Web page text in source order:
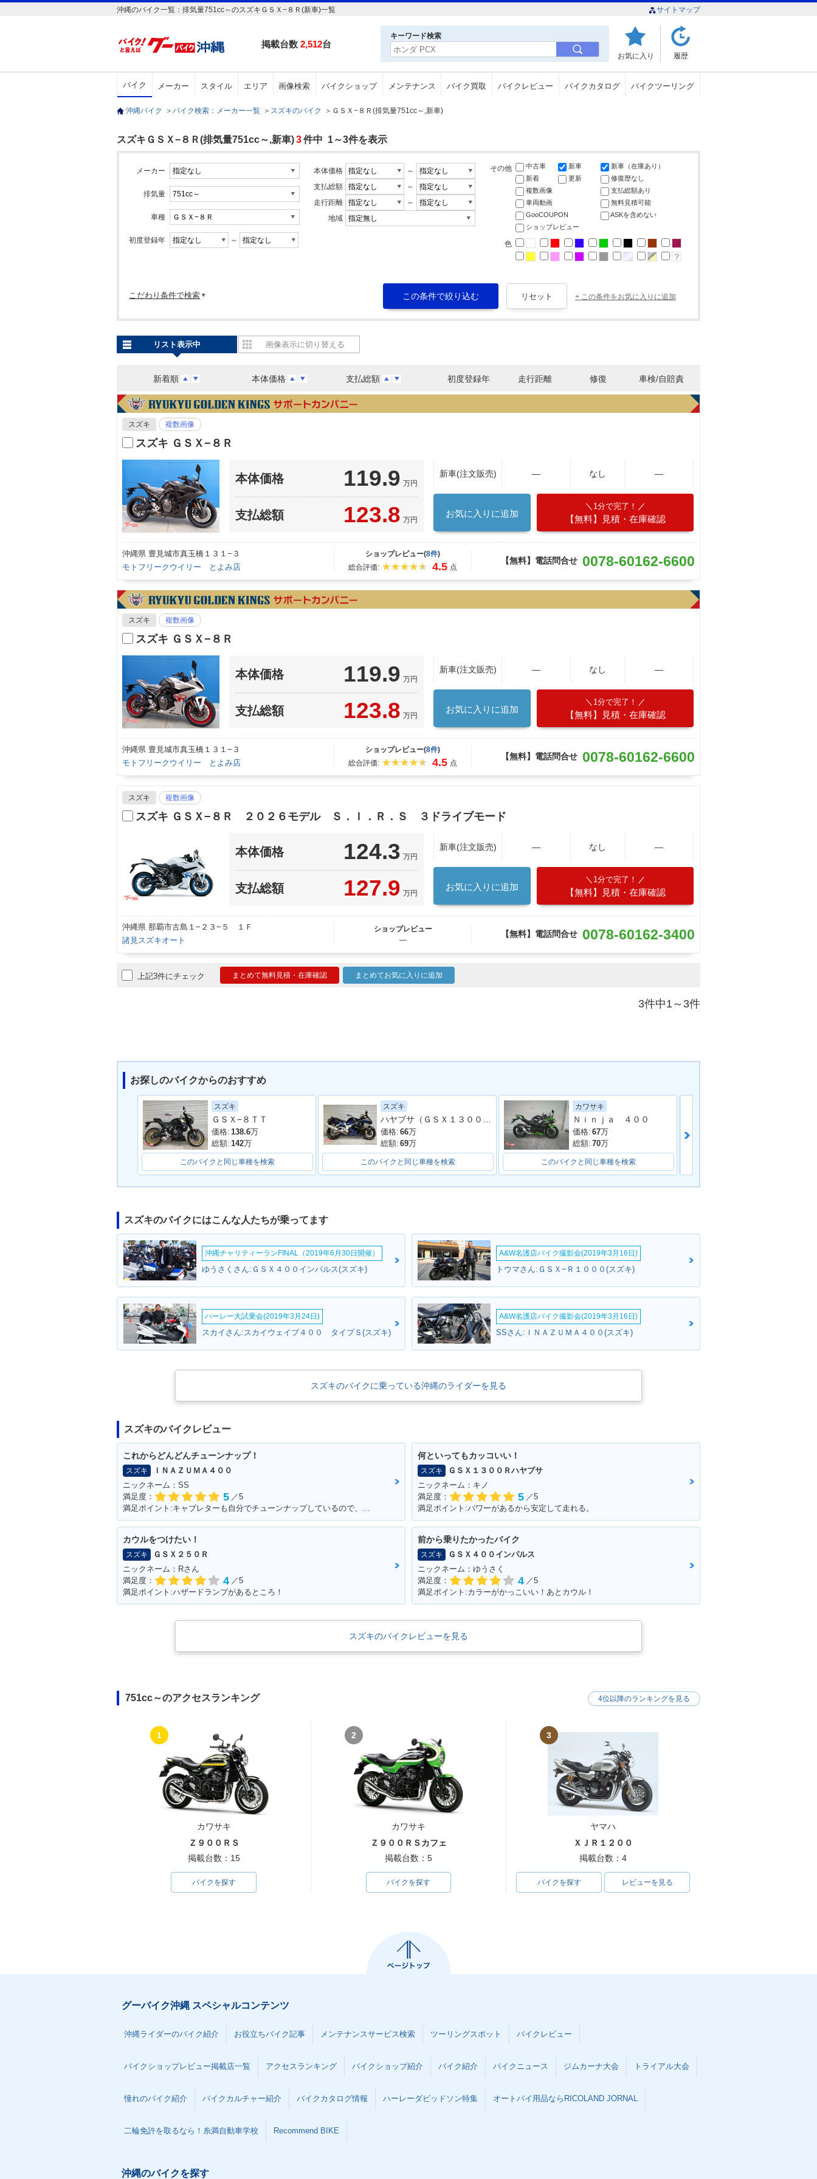
沖縄のバイク一覧：排気量751cc～のスズキＧＳＸ−８Ｒ(新車)一覧 サイトマップ
掲載台数 2,512台
キーワード検索
お気に入り 履歴
バイク メーカー スタイル エリア 画像検索 バイクショップ メンテナンス バイク買取 バイクレビュー バイクカタログ バイクツーリング
沖縄バイク ＞ バイク検索：メーカー一覧 ＞ スズキのバイク ＞ ＧＳＸ−８Ｒ(排気量751cc～,新車)
スズキＧＳＸ−８Ｒ(排気量751cc～,新車)3件中 1～3件を表示
メーカー
排気量
車種
初度登録年 ～
本体価格
～
支払総額
～
走行距離
～
地域
その他 中古車 新車
新車（在庫あり）
新着
更新
修復歴なし
複数画像
支払総額あり
車両動画
無料見積可能
GooCOUPON
ASKを含めない
ショップレビュー
色
こだわり条件で検索 + この条件をお気に入りに追加
新着順 本体価格 支払総額 初度登録年 走行距離 修復 車検/自賠責
リスト表示中 画像表示に切り替える
スズキ 複数画像
スズキ ＧＳＸ−８Ｒ
本体価格 119.9 万円
支払総額 123.8 万円
新車(注文販売) ― なし ―
お気に入りに追加
1分で完了！
【無料】見積・在庫確認
沖縄県 豊見城市真玉橋１３１−３
モトフリークウイリー とよみ店
ショップレビュー(8件)
総合評価:
4.5 点
【無料】電話問合せ 0078-60162-6600
スズキ 複数画像
スズキ ＧＳＸ−８Ｒ
本体価格 119.9 万円
支払総額 123.8 万円
新車(注文販売) ― なし ―
お気に入りに追加
1分で完了！
【無料】見積・在庫確認
沖縄県 豊見城市真玉橋１３１−３
モトフリークウイリー とよみ店
ショップレビュー(8件)
総合評価:
4.5 点
【無料】電話問合せ 0078-60162-6600
スズキ 複数画像
スズキ ＧＳＸ−８Ｒ ２０２６モデル Ｓ．Ｉ．Ｒ．Ｓ ３ドライブモード
本体価格 124.3 万円
支払総額 127.9 万円
新車(注文販売) ― なし ―
お気に入りに追加
1分で完了！
【無料】見積・在庫確認
沖縄県 那覇市古島１−２３−５ １Ｆ
諸見スズキオート
ショップレビュー
―
【無料】電話問合せ 0078-60162-3400
上記3件にチェック まとめて無料見積・在庫確認 まとめてお気に入りに追加
3件中1～3件
お探しのバイクからのおすすめ
スズキ
ＧＳＸ−８ＴＴ
価格: 138.6万
総額: 142万
このバイクと同じ車種を検索
スズキ
価格: 66万
総額: 69万
このバイクと同じ車種を検索
カワサキ
Ｎｉｎｊａ ４００
価格: 67万
総額: 70万
このバイクと同じ車種を検索
スズキのバイクにはこんな人たちが乗ってます
沖縄チャリティーランFINAL（2019年6月30日開催）
ゆうさくさん:ＧＳＸ４００インパルス(スズキ)
A&W名護店バイク撮影会(2019年3月16日)
トウマさん:ＧＳＸ−Ｒ１０００(スズキ)
ハーレー大試乗会(2019年3月24日)
スカイさん:スカイウェイブ４００ タイプＳ(スズキ)
A&W名護店バイク撮影会(2019年3月16日)
SSさん:ＩＮＡＺＵＭＡ４００(スズキ)
スズキのバイクに乗っている沖縄のライダーを見る
スズキのバイクレビュー
これからどんどんチューンナップ！
スズキ
ＩＮＡＺＵＭＡ４００
ニックネーム：SS
満足度：
5 ／5
満足ポイント:キャブレターも自分でチューンナップしているので、これからもっともっとチューンナップしていきたい♪
何といってもカッコいい！
スズキ
ＧＳＸ１３００Ｒハヤブサ
ニックネーム：キノ
満足度：
5 ／5
満足ポイント:パワーがあるから安定して走れる。
カウルをつけたい！
スズキ
ＧＳＸ２５０Ｒ
ニックネーム：Rさん
満足度：
4 ／5
満足ポイント:ハザードランプがあるところ！
前から乗りたかったバイク
スズキ
ＧＳＸ４００インパルス
ニックネーム：ゆうさく
満足度：
4 ／5
満足ポイント:カラーがかっこいい！あとカウル！
スズキのバイクレビューを見る
751cc～のアクセスランキング
1
カワサキ
Ｚ９００ＲＳ
掲載台数：15
バイクを探す
2
カワサキ
Ｚ９００ＲＳカフェ
掲載台数：5
バイクを探す
3
ヤマハ
ＸＪＲ１２００
掲載台数：4
バイクを探す レビューを見る
4位以降のランキングを見る
グーバイク沖縄 スペシャルコンテンツ
沖縄ライダーのバイク紹介 お役立ちバイク記事 メンテナンスサービス検索 ツーリングスポット バイクレビュー
バイクショップレビュー掲載店一覧 アクセスランキング バイクショップ紹介 バイク紹介 バイクニュース ジムカーナ大会 トライアル大会
憧れのバイク紹介 バイクカルチャー紹介 バイクカタログ情報 ハーレーダビッドソン特集 オートバイ用品ならRICOLAND JORNAL
二輪免許を取るなら！糸満自動車学校 Recommend BIKE
沖縄のバイクを探す